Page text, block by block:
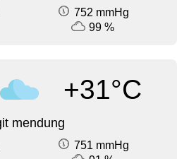
752 mmHg
99 %
+31°C
mendung
751 mmHg